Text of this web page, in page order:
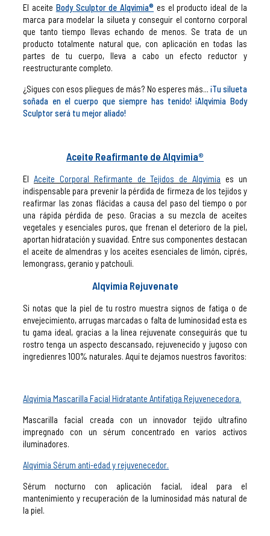
El aceite Body Sculptor de Alqvimia® es el producto ideal de la
marca para modelar la silueta y conseguir el contorno corporal
que tanto tiempo llevas echando de menos. Se trata de un
producto totalmente natural que, con aplicación en todas las
partes de tu cuerpo, lleva a cabo un efecto reductor y
reestructurante completo.
¿Sigues con esos pliegues de más? No esperes más... ¡Tu silueta
soñada en el cuerpo que siempre has tenido! ¡Alqvimia Body
Sculptor será tu mejor aliado!
Aceite Reafirmante de Alqvimia®
ElAceite Corporal Refirmante de Tejidos de Alqvimia es un
indispensable para prevenir la pérdida de firmeza de los tejidos y
reafirmar las zonas flácidas a causa del paso del tiempo o por
una rápida pérdida de peso. Gracias a su mezcla de aceites
vegetales y esenciales puros, que frenan el deterioro de la piel,
aportan hidratación y suavidad. Entre sus componentes destacan
el aceite de almendras y los aceites esenciales de limón, ciprés,
lemongrass, geranio y patchouli.
Alqvimia Rejuvenate
Si notas que la piel de tu rostro muestra signos de fatiga o de
envejecimiento, arrugas marcadas o falta de luminosidad esta es
tu gama ideal, gracias a la línea rejuvenate conseguirás que tu
rostro tenga un aspecto descansado, rejuvenecido y jugoso con
ingredienres 100% naturales. Aquí te dejamos nuestros favoritos:
Alqvimia Mascarilla Facial Hidratante Antifatiga Rejuvenecedora.
Mascarilla facial creada con un innovador tejido ultrafino
impregnado con un sérum concentrado en varios activos
iluminadores.
Alqvimia Sérum anti-edad y rejuvenecedor.
Sérum nocturno con aplicación facial, ideal para el
mantenimiento y recuperación de la luminosidad más natural de
la piel.